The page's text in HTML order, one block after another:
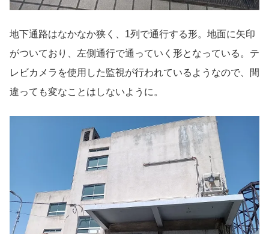
地下通路はなかなか狭く、1列で通行する形。地面に矢印
がついており、左側通行で通っていく形となっている。テ
レビカメラを使用した監視が行われているようなので、間
違っても変なことはしないように。